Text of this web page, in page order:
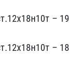
– 19
– 18